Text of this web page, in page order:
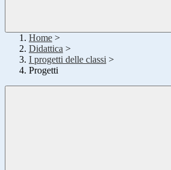
Home >
Didattica >
I progetti delle classi >
Progetti